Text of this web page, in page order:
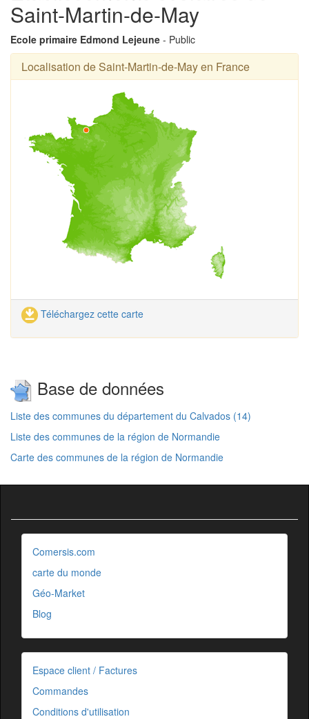
Saint-Martin-de-May
Ecole primaire Edmond Lejeune - Public
Localisation de Saint-Martin-de-May en France
Téléchargez cette carte
Base de données
Liste des communes du département du Calvados (14)
Liste des communes de la région de Normandie
Carte des communes de la région de Normandie
Comersis.com
carte du monde
Géo-Market
Blog
Espace client / Factures
Commandes
Conditions d'utilisation